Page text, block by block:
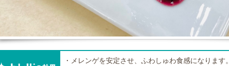
・メレンゲを安定させ、ふわしゅわ食感になります。